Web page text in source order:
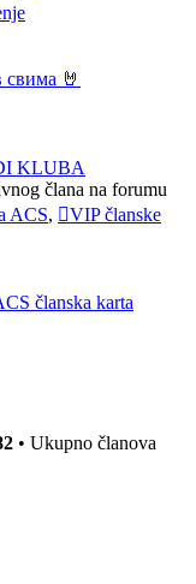
свима 🤘
KLUBA
člana na forumu
ACS,
VIP članske
članska karta
• Ukupno članova